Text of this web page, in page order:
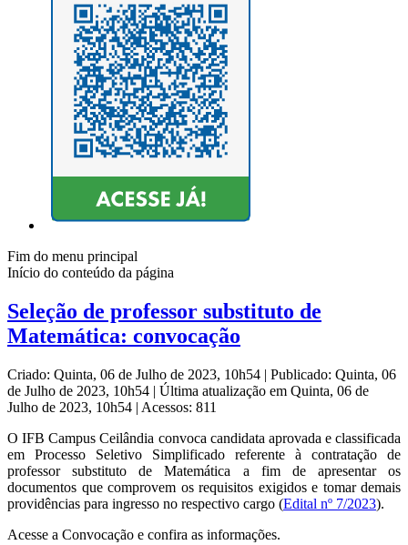
Fim do menu principal
Início do conteúdo da página
Seleção de professor substituto de
Matemática: convocação
Criado: Quinta, 06 de Julho de 2023, 10h54 | Publicado: Quinta, 06
de Julho de 2023, 10h54 | Última atualização em Quinta, 06 de
Julho de 2023, 10h54 | Acessos: 811
O IFB Campus Ceilândia convoca candidata aprovada e classificada
em Processo Seletivo Simplificado referente à contratação de
professor substituto de Matemática a fim de apresentar os
documentos que comprovem os requisitos exigidos e tomar demais
providências para ingresso no respectivo cargo (Edital nº 7/2023).
Acesse a Convocação e confira as informações.